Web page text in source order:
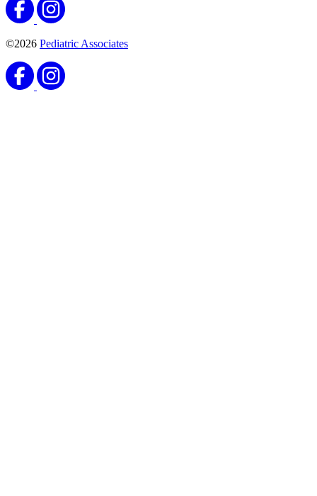
©2026 Pediatric Associates